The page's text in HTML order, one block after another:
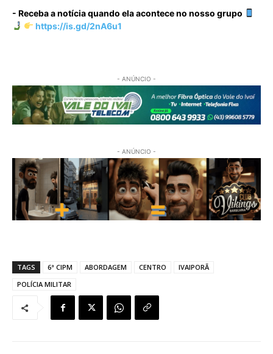
- Receba a notícia quando ela acontece no nosso grupo
https://is.gd/2nA6u1
- ANÚNCIO -
- ANÚNCIO -
TAGS 6ª CIPM ABORDAGEM CENTRO
IVAIPORÃ
POLÍCIA MILITAR